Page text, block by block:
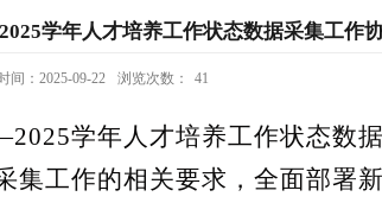
学年人才培养工作状态数据采集工作
间：2025-09-22 浏览次数： 41
学年人才培养工作状态数
集工作的相关要求，全面部署